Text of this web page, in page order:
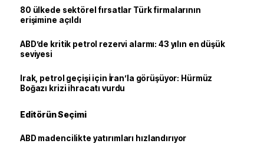
80 ülkede sektörel fırsatlar Türk firmalarının
erişimine açıldı
ABD’de kritik petrol rezervi alarmı: 43 yılın en düşük
seviyesi
Irak, petrol geçişi için İran’la görüşüyor: Hürmüz
Boğazı krizi ihracatı vurdu
Editörün Seçimi
ABD madencilikte yatırımları hızlandırıyor